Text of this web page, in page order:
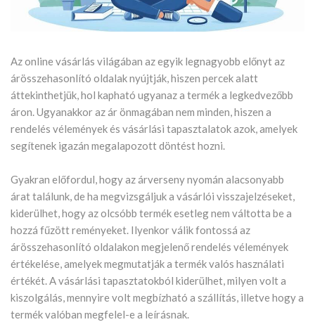
Az online vásárlás világában az egyik legnagyobb előnyt az
árösszehasonlító oldalak nyújtják, hiszen percek alatt
áttekinthetjük, hol kapható ugyanaz a termék a legkedvezőbb
áron. Ugyanakkor az ár önmagában nem minden, hiszen a
rendelés vélemények és vásárlási tapasztalatok azok, amelyek
segítenek igazán megalapozott döntést hozni.
Gyakran előfordul, hogy az árverseny nyomán alacsonyabb
árat találunk, de ha megvizsgáljuk a vásárlói visszajelzéseket,
kiderülhet, hogy az olcsóbb termék esetleg nem váltotta be a
hozzá fűzött reményeket. Ilyenkor válik fontossá az
árösszehasonlító oldalakon megjelenő rendelés vélemények
értékelése, amelyek megmutatják a termék valós használati
értékét. A vásárlási tapasztatokból kiderülhet, milyen volt a
kiszolgálás, mennyire volt megbízható a szállítás, illetve hogy a
termék valóban megfelel-e a leírásnak.